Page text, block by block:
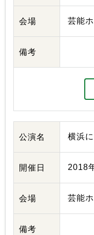
会場 芸能
備考
公演名 横浜
開催日 2018
会場 芸能
備考